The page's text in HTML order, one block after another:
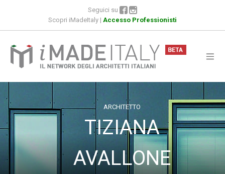
Seguici su
Scopri iMadeItaly | Accesso Professionisti
ARCHITETTO
TIZIANA
AVALLONE